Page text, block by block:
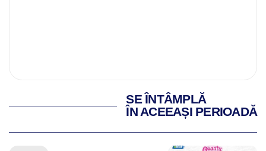
SE ÎNTÂMPLĂ
ÎN ACEEAȘI PERIOADĂ